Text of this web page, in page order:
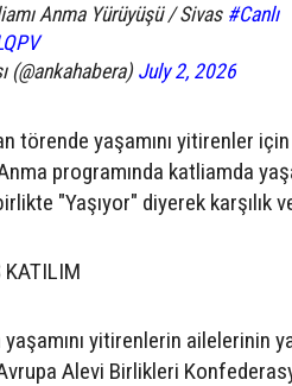
Anma Yürüyüşü / Sivas #Canlı
(@ankahabera)July 2, 2026
törende yaşamını yitirenler
programında katliamda
"Yaşıyor" diyerek karşılık
KATILIM
yitirenlerin ailelerinin
Alevi Birlikleri